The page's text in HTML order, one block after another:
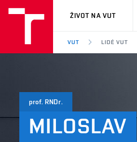
VUT
ŽIVOT NA VUT
VUT LIDÉ VUT
prof. RNDr.
MILOSLAV